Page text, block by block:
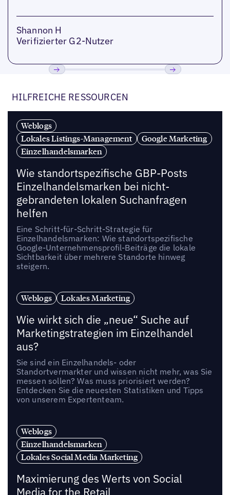
Shannon H
Verifizierter G2-Nutzer
HILFREICHE RESSOURCEN
Weblogs
Lokales Listings-Management
Google Marketing
Einzelhandelsmarken
Wie standortspezifische GBP-Posts
Einzelhandelsmarken bei nicht-
gebrandeten lokalen Suchanfragen
helfen
Eine Schritt-für-Schritt-Strategie für
Einzelhandelsmarken: Wie standortspezifische
Google-Unternehmensprofil-Beiträge die lokale
Sichtbarkeit über mehrere Standorte hinweg
steigern.
Weblogs Lokales Marketing
Wie wirkt sich die „neue“ Suche auf
Marketingstrategien im Einzelhandel
aus?
Sie sind ein Einzelhandels- oder
Standortvermarkter und wissen nicht mehr, was Sie
messen sollen? Was muss priorisiert werden?
Entdecken Sie die neuesten Statistiken und Tipps
von unserem Expertenteam.
Weblogs
Einzelhandelsmarken
Lokales Social Media Marketing
Maximierung des Werts von Social
Media for the Retail